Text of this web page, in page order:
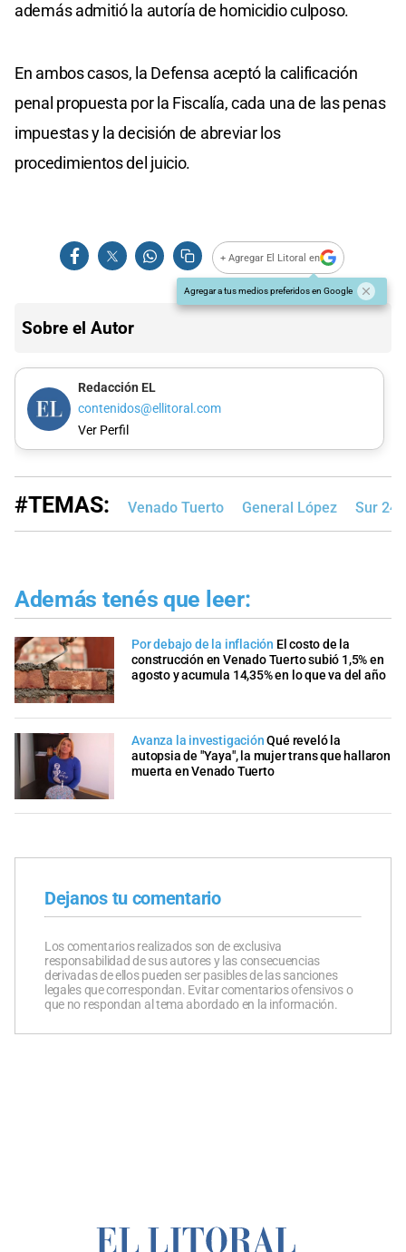
además admitió la autoría de homicidio culposo.
En ambos casos, la Defensa aceptó la calificación
penal propuesta por la Fiscalía, cada una de las penas
impuestas y la decisión de abreviar los
procedimientos del juicio.
+ Agregar El Litoral en
Agregar a tus medios preferidos en Google
Sobre el Autor
Redacción EL
contenidos@ellitoral.com
Ver Perfil
#TEMAS: Venado Tuerto General López Sur 24
Además tenés que leer:
Por debajo de la inflación El costo de la
construcción en Venado Tuerto subió 1,5% en
agosto y acumula 14,35% en lo que va del año
Avanza la investigación Qué reveló la
autopsia de "Yaya", la mujer trans que hallaron
muerta en Venado Tuerto
Dejanos tu comentario
Los comentarios realizados son de exclusiva
responsabilidad de sus autores y las consecuencias
derivadas de ellos pueden ser pasibles de las sanciones
legales que correspondan. Evitar comentarios ofensivos o
que no respondan al tema abordado en la información.